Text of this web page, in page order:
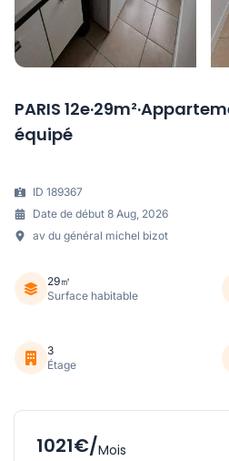
PARIS
équipé
ID 189367
Date de début 8 Aug, 2026
av du général michel bizot
29㎡
Surface habitable
3
Étage
1021€/Mois